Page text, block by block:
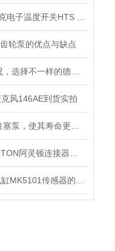
轮泵的优点与缺点
风146AE到货实拍